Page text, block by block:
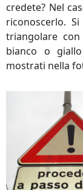
credete? Nel
riconoscerlo.
triangolare
bianco o
mostrati nella